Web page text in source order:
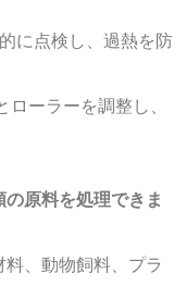
に点検し、過熱を防
ローラーを調整し、
原料を処理できま
、動物飼料、プラ